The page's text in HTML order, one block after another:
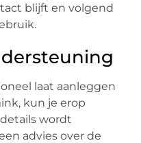
blijft en volgend
laat aanleggen
kun je erop
wordt
advies over de